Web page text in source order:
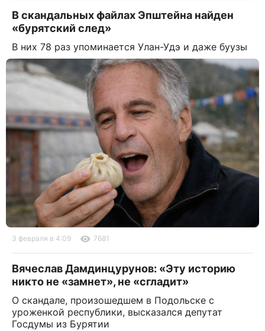
В скандальных файлах Эпштейна найден
«бурятский след»
В них 78 раз упоминается Улан-Удэ и даже буузы
3 февраля в 4:09 7681
Вячеслав Дамдинцурунов: «Эту историю
никто не «замнет», не «сгладит»
О скандале, произошедшем в Подольске с
уроженкой республики, высказался депутат
Госдумы из Бурятии